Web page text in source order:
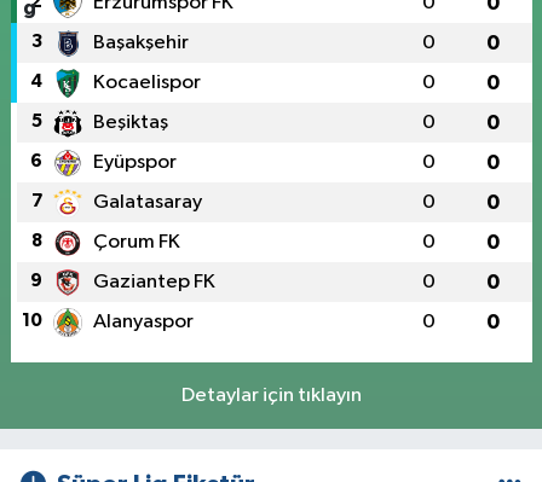
3 Başakşehir 0 0
4 Kocaelispor 0 0
5 Beşiktaş 0 0
6 Eyüpspor 0 0
7 Galatasaray 0 0
8 Çorum FK 0 0
9 Gaziantep FK 0 0
10 Alanyaspor 0 0
Detaylar için tıklayın